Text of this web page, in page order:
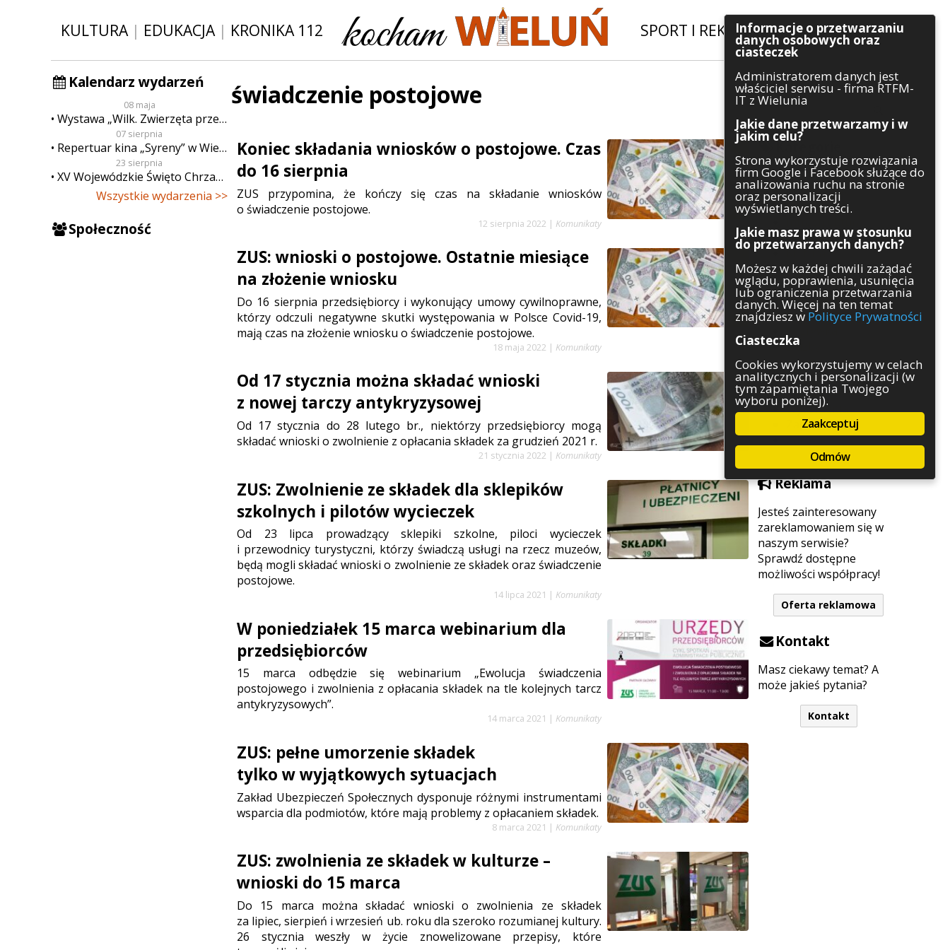
KULTURA| EDUKACJA| KRONIKA 112 SPORT I REKREACJA|INWESTYCJE
Kalendarz wydarzeń
08 maja
Wystawa „Wilk. Zwierzęta przeklęte”
07 sierpnia
Repertuar kina „Syreny” w Wieluniu w dn. od 7 do 13 sierpnia
23 sierpnia
XV Wojewódzkie Święto Chrzanu
Wszystkie wydarzenia >>
Społeczność
Szukaj
Kategorie
Architektura
Gospodarka
Handel
Komunikaty
Kultura
Polityka
Pozostałe
Psychologia
Rolnictwo
Służby
Sport
Środowisko
Szkolnictwo
Wydarzenia
Zapowiedzi
Zdrowie
Reklama
Jesteś zainteresowany
zareklamowaniem się w
naszym serwisie?
Sprawdź dostępne
możliwości współpracy!
Oferta reklamowa
Kontakt
Masz ciekawy temat? A
może jakieś pytania?
Kontakt
świadczenie postojowe
Koniec składania wniosków o postojowe. Czas
do 16 sierpnia
ZUS przypomina, że kończy się czas na składanie wniosków
o świadczenie postojowe.
12 sierpnia 2022 | Komunikaty
ZUS: wnioski o postojowe. Ostatnie miesiące
na złożenie wniosku
Do 16 sierpnia przedsiębiorcy i wykonujący umowy cywilnoprawne,
którzy odczuli negatywne skutki występowania w Polsce Covid-19,
mają czas na złożenie wniosku o świadczenie postojowe.
18 maja 2022 | Komunikaty
Od 17 stycznia można składać wnioski
z nowej tarczy antykryzysowej
Od 17 stycznia do 28 lutego br., niektórzy przedsiębiorcy mogą
składać wnioski o zwolnienie z opłacania składek za grudzień 2021 r.
21 stycznia 2022 | Komunikaty
ZUS: Zwolnienie ze składek dla sklepików
szkolnych i pilotów wycieczek
Od 23 lipca prowadzący sklepiki szkolne, piloci wycieczek
i przewodnicy turystyczni, którzy świadczą usługi na rzecz muzeów,
będą mogli składać wnioski o zwolnienie ze składek oraz świadczenie
postojowe.
14 lipca 2021 | Komunikaty
W poniedziałek 15 marca webinarium dla
przedsiębiorców
15 marca odbędzie się webinarium „Ewolucja świadczenia
postojowego i zwolnienia z opłacania składek na tle kolejnych tarcz
antykryzysowych”.
14 marca 2021 | Komunikaty
ZUS: pełne umorzenie składek
tylko w wyjątkowych sytuacjach
Zakład Ubezpieczeń Społecznych dysponuje różnymi instrumentami
wsparcia dla podmiotów, które mają problemy z opłacaniem składek.
8 marca 2021 | Komunikaty
ZUS: zwolnienia ze składek w kulturze –
wnioski do 15 marca
Do 15 marca można składać wnioski o zwolnienia ze składek
za lipiec, sierpień i wrzesień ub. roku dla szeroko rozumianej kultury.
26 stycznia weszły w życie znowelizowane przepisy, które
Informacje o przetwarzaniu
danych osobowych oraz
ciasteczek
Administratorem danych jest
właściciel serwisu - firma RTFM-
IT z Wielunia
Jakie dane przetwarzamy i w
jakim celu?
Strona wykorzystuje rozwiązania
firm Google i Facebook służące do
analizowania ruchu na stronie
oraz personalizacji
wyświetlanych treści.
Jakie masz prawa w stosunku
do przetwarzanych danych?
Możesz w każdej chwili zażądać
wglądu, poprawienia, usunięcia
lub ograniczenia przetwarzania
danych. Więcej na ten temat
znajdziesz w Polityce Prywatności
Ciasteczka
Cookies wykorzystujemy w celach
analitycznych i personalizacji (w
tym zapamiętania Twojego
wyboru poniżej).
Zaakceptuj
Odmów